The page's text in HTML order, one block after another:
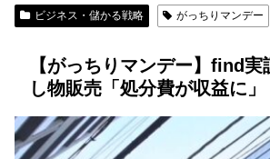
ビジネス・儲かる戦略 がっちりマンデー
【がっちりマンデー】find実
し物販売「処分費が収益に」